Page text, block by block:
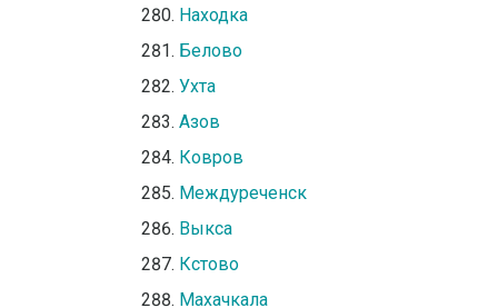
Находка
Белово
Ухта
Азов
Ковров
Междуреченск
Выкса
Кстово
Махачкала